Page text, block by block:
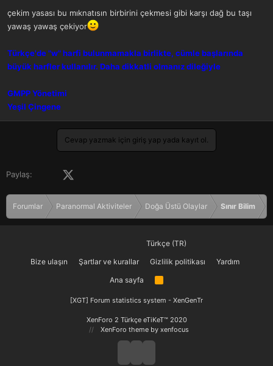
çekim yasası bu mıknatısın birbirini çekmesi gibi karşı dağ bu taşı
yawaş yawaş çekiyor
Türkçe'de "w" harfi bulunmamakla birlikte, cümle başlarında
büyük harfler kullanılır. Daha dikkatli olmanız dileğiyle
GMPP Yönetimi
Yeşil Çingene
Cevap yazmak için giriş yap yada kayıt ol.
Paylaş: Facebook
Forumlar Paranormal Aktiviteler Doğa Üstü Olaylar Sınır Bilim
Türkçe (TR)
Bize ulaşın
Şartlar ve kurallar Gizlilik politikası
Yardım
Ana sayfa
R
[XGT] Forum statistics system - XenGenTr
XenForo 2 Türkçe eTiKeT™ 2020
XenForo theme by xenfocus